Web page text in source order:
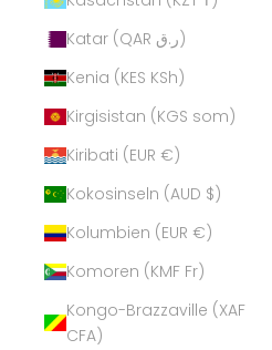
Katar (QAR ر.ق)
Kenia (KES KSh)
Kirgisistan (KGS som)
Kiribati (EUR €)
Kokosinseln (AUD $)
Kolumbien (EUR €)
Komoren (KMF Fr)
Kongo-Brazzaville (XAF
CFA)